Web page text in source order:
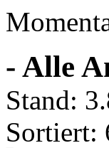
- Alle
Stand: